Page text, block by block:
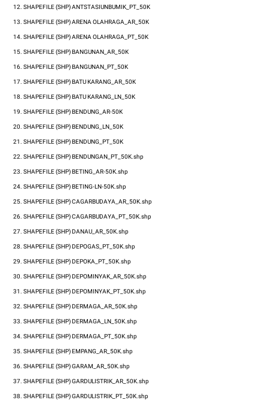
12. SHAPEFILE (SHP)ANTSTASIUNBUMIK_PT_50K
13. SHAPEFILE (SHP)ARENA OLAHRAGA_AR_50K
14. SHAPEFILE (SHP)ARENA OLAHRAGA_PT_50K
15. SHAPEFILE (SHP)BANGUNAN_AR_50K
16. SHAPEFILE (SHP)BANGUNAN_PT_50K
17. SHAPEFILE (SHP)BATU KARANG_AR_50K
18. SHAPEFILE (SHP)BATU KARANG_LN_50K
19. SHAPEFILE (SHP)BENDUNG_AR-50K
20. SHAPEFILE (SHP)BENDUNG_LN_50K
21. SHAPEFILE (SHP)BENDUNG_PT_50K
22. SHAPEFILE (SHP)BENDUNGAN_PT_50K.shp
23. SHAPEFILE (SHP)BETING_AR-50K.shp
24. SHAPEFILE (SHP)BETING-LN-50K.shp
25. SHAPEFILE (SHP)CAGARBUDAYA_AR_50K.shp
26. SHAPEFILE (SHP)CAGARBUDAYA_PT_50K.shp
27. SHAPEFILE (SHP)DANAU_AR_50K.shp
28. SHAPEFILE (SHP)DEPOGAS_PT_50K.shp
29. SHAPEFILE (SHP)DEPOKA_PT_50K.shp
30. SHAPEFILE (SHP)DEPOMINYAK_AR_50K.shp
31. SHAPEFILE (SHP)DEPOMINYAK_PT_50K.shp
32. SHAPEFILE (SHP)DERMAGA_AR_50K.shp
33. SHAPEFILE (SHP)DERMAGA_LN_50K.shp
34. SHAPEFILE (SHP)DERMAGA_PT_50K.shp
35. SHAPEFILE (SHP)EMPANG_AR_50K.shp
36. SHAPEFILE (SHP)GARAM_AR_50K.shp
37. SHAPEFILE (SHP)GARDULISTRIK_AR_50K.shp
38. SHAPEFILE (SHP)GARDULISTRIK_PT_50K.shp